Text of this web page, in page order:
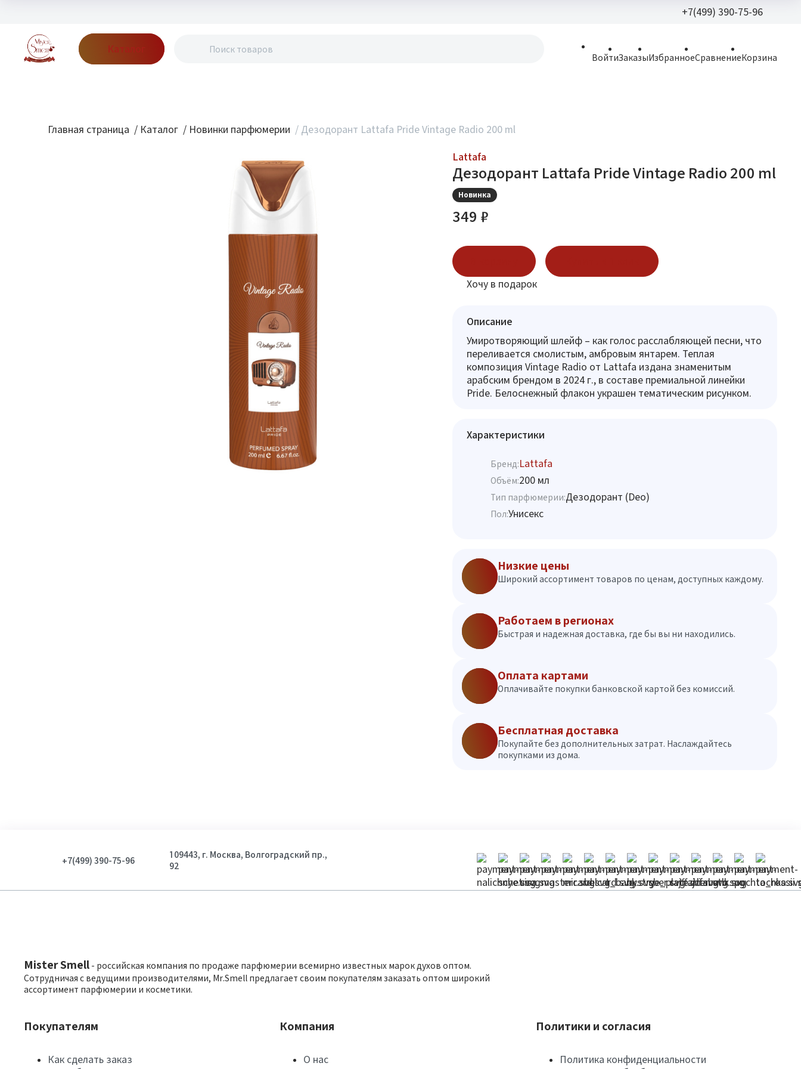
+7(499) 390-75-96
Каталог
ВойтиЗаказыИзбранноеСравнениеКорзина
Главная страница / Каталог / Новинки парфюмерии / Дезодорант Lattafa Pride Vintage Radio 200 ml
Lattafa
Дезодорант Lattafa Pride Vintage Radio 200 ml
Новинка
349 ₽
Хочу в подарок
Описание
Умиротворяющий шлейф – как голос расслабляющей песни, что
переливается смолистым, амбровым янтарем. Теплая
композиция Vintage Radio от Lattafa издана знаменитым
арабским брендом в 2024 г., в составе премиальной линейки
Pride. Белоснежный флакон украшен тематическим рисунком.
Характеристики
Бренд:Lattafa
Объём:200 мл
Тип парфюмерии:Дезодорант (Deo)
Пол:Унисекс
Низкие цены
Широкий ассортимент товаров по ценам, доступных каждому.
Работаем в регионах
Быстрая и надежная доставка, где бы вы ни находились.
Оплата картами
Оплачивайте покупки банковской картой без комиссий.
Бесплатная доставка
Покупайте без дополнительных затрат. Наслаждайтесь
покупками из дома.
+7(499) 390-75-96
109443, г. Москва, Волгоградский пр.,
92
Mister Smell - российская компания по продаже парфюмерии всемирно известных марок духов оптом.
Сотрудничая с ведущими производителями, Mr.Smell предлагает своим покупателям заказать оптом широкий
ассортимент парфюмерии и косметики.
Покупателям
Как сделать заказ
Компания
О нас
Политики и согласия
Политика конфиденциальности